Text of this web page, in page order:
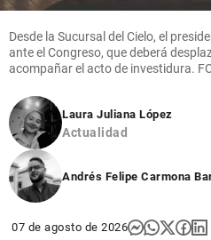
Desde la Sucursal del Cielo, el
ante el Congreso, que deberá
acompañar el acto de investidura.
Laura Juliana López
Actualidad
Andrés Felipe Carmona
07 de agosto de 2026